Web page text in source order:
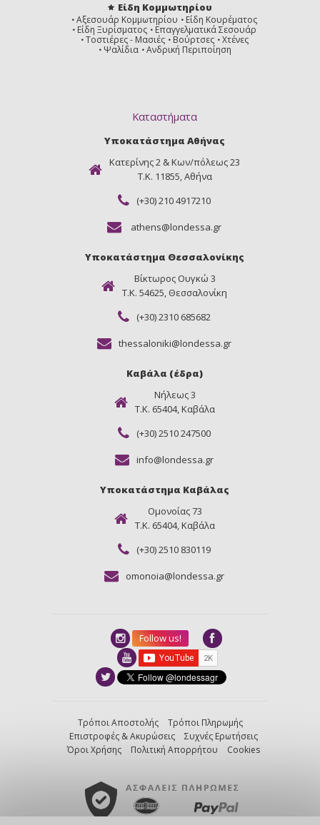
Είδη Κομμωτηρίου
Αξεσουάρ Κομμωτηρίου
Είδη Κουρέματος
Είδη Ξυρίσματος
Επαγγελματικά Σεσουάρ
Τοστιέρες - Μασιές
Βούρτσες
Χτένες
Ψαλίδια
Ανδρική Περιποίηση
Καταστήματα
Υποκατάστημα Αθήνας
Κατερίνης 2 & Κων/πόλεως 23
Τ.Κ. 11855, Αθήνα
(+30) 210 4917210
athens@londessa.gr
Υποκατάστημα Θεσσαλονίκης
Βίκτωρος Ουγκώ 3
Τ.Κ. 54625, Θεσσαλονίκη
(+30) 2310 685682
thessaloniki@londessa.gr
Καβάλα (έδρα)
Νήλεως 3
Τ.Κ. 65404, Καβάλα
(+30) 2510 247500
info@londessa.gr
Υποκατάστημα Καβάλας
Ομονοίας 73
Τ.Κ. 65404, Καβάλα
(+30) 2510 830119
omonoia@londessa.gr
Follow us!
Τρόποι Αποστολής
Τρόποι Πληρωμής
Επιστροφές & Ακυρώσεις
Συχνές Ερωτήσεις
Όροι Χρήσης
Πολιτική Απορρήτου Cookies